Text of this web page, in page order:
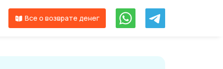
Все о возврате денег